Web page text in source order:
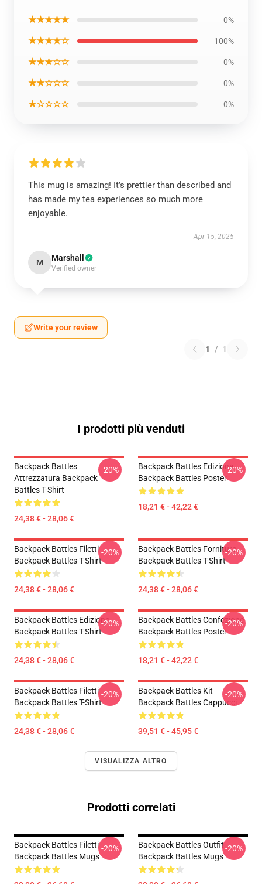
★★★★★ 0%
★★★★☆ 100%
★★★☆☆ 0%
★★☆☆☆ 0%
★☆☆☆☆ 0%
This mug is amazing! It’s prettier than described and
has made my tea experiences so much more
enjoyable.
Apr 15, 2025
M Marshall
Verified owner
Write your review
1 / 1
I prodotti più venduti
Backpack Battles
Attrezzatura Backpack
Battles T-Shirt
24,38 € - 28,06 €
-20%
Backpack Battles Edizione
Backpack Battles Poster
18,21 € - 42,22 €
-20%
Backpack Battles Filetti
Backpack Battles T-Shirt
24,38 € - 28,06 €
-20%
Backpack Battles Fornitura
Backpack Battles T-Shirt
24,38 € - 28,06 €
-20%
Backpack Battles Edizione
Backpack Battles T-Shirt
24,38 € - 28,06 €
-20%
Backpack Battles Confezione
Backpack Battles Poster
18,21 € - 42,22 €
-20%
Backpack Battles Filetti
Backpack Battles T-Shirt
24,38 € - 28,06 €
-20%
Backpack Battles Kit
Backpack Battles Cappucci
39,51 € - 45,95 €
-20%
VISUALIZZA ALTRO
Prodotti correlati
Backpack Battles Filetti
Backpack Battles Mugs
-20%
Backpack Battles Outfit
Backpack Battles Mugs
-20%